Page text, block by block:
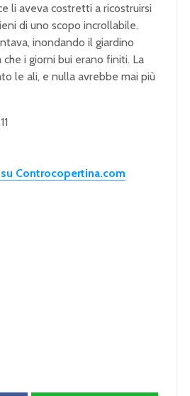
li aveva costretti a ricostruirsi
di uno scopo incrollabile.
inondando il giardino
che i giorni bui erano finiti. La
le ali, e nulla avrebbe mai più
Controcopertina.com